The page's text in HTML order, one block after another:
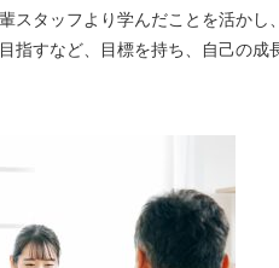
スタッフより学んだことを活か
指すなど、目標を持ち、自己の